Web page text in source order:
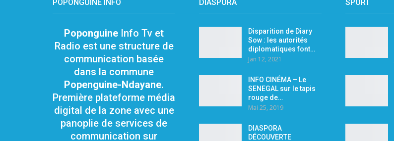
POPONGUINE INFO
Poponguine Info Tv et
Radio est une structure de
communication basée
dans la commune
Popenguine-Ndayane.
Première plateforme média
digital de la zone avec une
panoplie de services de
communication sur
DIASPORA
Disparition de Diary
Sow : les autorités
diplomatiques font…
Jan 12, 2021
INFO CINÉMA – Le
SENEGAL sur le tapis
rouge de…
Mai 25, 2019
DIASPORA
DÉCOUVERTE
SPORT